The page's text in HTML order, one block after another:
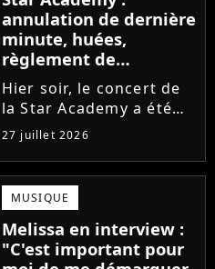
message au public...
annulation de dernière
minute, huées,
règlement de
comptes... Que s'est-il
passé au concert de
Bayonne hier soir ?
Hier soir, le concert de
la Star Academy a été
mouvementé. Quelques
minutes avant le show,
trois élèves ont
annoncé ne pas vouloir
monter sur scène pour
des raisons politiques.
Leur...
27 juillet 2026
MUSIQUE
Melissa en interview :
"C'est important pour